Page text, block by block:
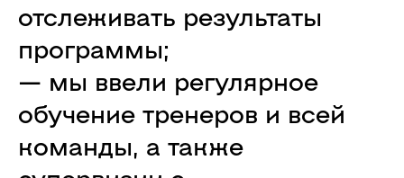
отслеживать результаты
программы;
— мы ввели регулярное
обучение тренеров и всей
команды, а также